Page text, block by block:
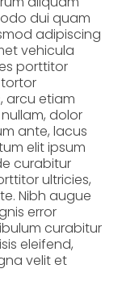
dui quam
adipiscing
vehicula
porttitor
arcu etiam
dolor
ante, lacus
elit ipsum
curabitur
ultricies,
Nibh augue
error
curabitur
eleifend,
velit et